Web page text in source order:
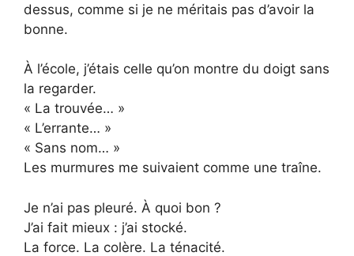
dessus, comme si je ne méritais pas d’avoir la
bonne.
À l’école, j’étais celle qu’on montre du doigt sans
la regarder.
« La trouvée… »
« L’errante… »
« Sans nom… »
Les murmures me suivaient comme une traîne.
Je n’ai pas pleuré. À quoi bon ?
J’ai fait mieux : j’ai stocké.
La force. La colère. La ténacité.